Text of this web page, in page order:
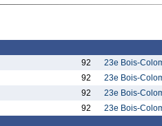
92
23e Bois-
92
23e Bois-
92
23e Bois-
92 23e Bois-